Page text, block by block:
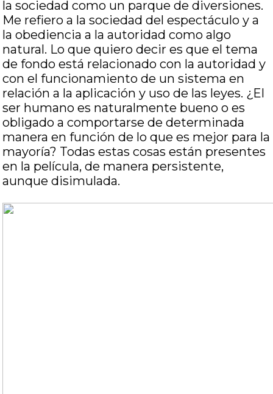
la sociedad como un parque de diversiones.
Me refiero a la sociedad del espectáculo y a
la obediencia a la autoridad como algo
natural. Lo que quiero decir es que el tema
de fondo está relacionado con la autoridad y
con el funcionamiento de un sistema en
relación a la aplicación y uso de las leyes. ¿El
ser humano es naturalmente bueno o es
obligado a comportarse de determinada
manera en función de lo que es mejor para la
mayoría? Todas estas cosas están presentes
en la película, de manera persistente,
aunque disimulada.